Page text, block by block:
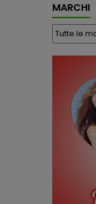
MARCHI